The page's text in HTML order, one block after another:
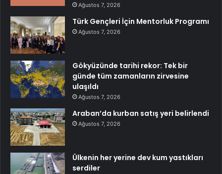
Ağustos 7, 2026
Türk Gençleri İçin Mentorluk Programı
Ağustos 7, 2026
Gökyüzünde tarihi rekor: Tek bir
günde tüm zamanların zirvesine
ulaşıldı
Ağustos 7, 2026
Araban’da kurban satış yeri belirlendi
Ağustos 7, 2026
Ülkenin her yerine dev kum yastıkları
serdiler